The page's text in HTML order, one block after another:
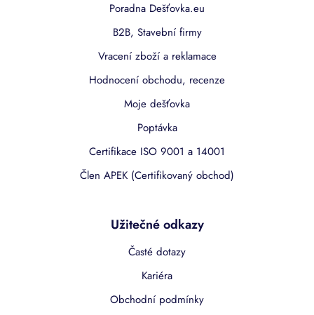
Poradna Dešťovka.eu
B2B, Stavební firmy
Vracení zboží a reklamace
Hodnocení obchodu, recenze
Moje dešťovka
Poptávka
Certifikace ISO 9001 a 14001
Člen APEK (Certifikovaný obchod)
Užitečné odkazy
Časté dotazy
Kariéra
Obchodní podmínky